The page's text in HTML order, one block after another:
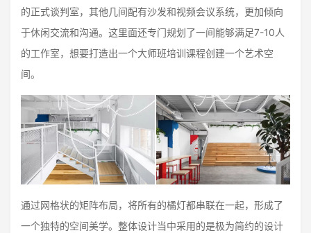
的正式谈判室，其他几间配有沙发和视频会议系统，更加倾向
于休闲交流和沟通。这里面还专门规划了一间能够满足7-10人
的工作室，想要打造出一个大师班培训课程创建一个艺术空
间。
通过网格状的矩阵布局，将所有的橘灯都串联在一起，形成了
一个独特的空间美学。整体设计当中采用的是极为简约的设计